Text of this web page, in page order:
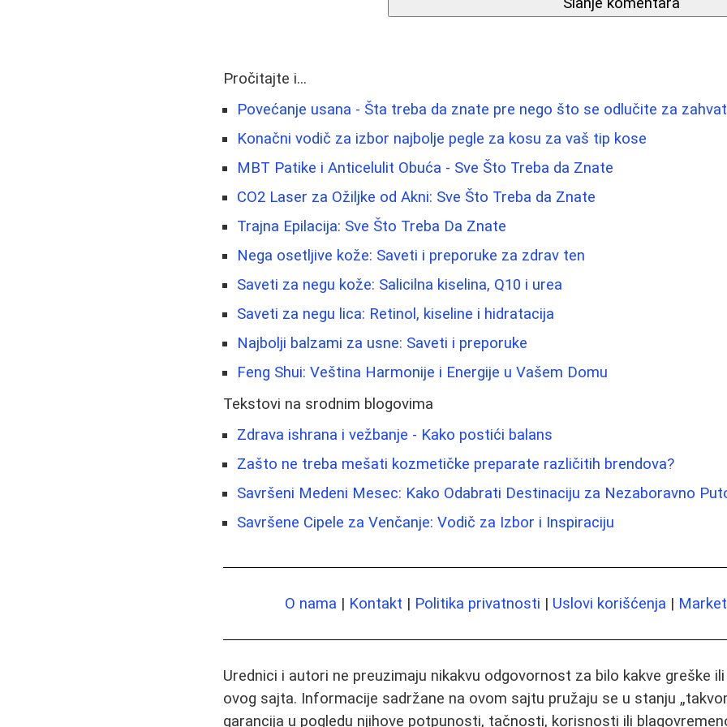
Slanje komentara
Pročitajte i...
Povećanje usana - Šta treba da znate pre nego što se odlučite za
Konačni vodič za izbor najbolje pegle za kosu za vaš tip kose
MBT Patike i Anticelulit Obuća - Sve Što Treba da Znate
CO2 Laser za Ožiljke od Akni: Sve Što Treba da Znate
Trajna Epilacija: Sve Što Treba Da Znate
Nega osetljive kože: Saveti i preporuke za zdrav ten
Saveti za negu kože: Salicilna kiselina, Q10 i urea
Saveti za negu lica: Retinol, kiseline i hidratacija
Najbolji balzami za usne: Saveti i preporuke
Feng Shui: Veština Harmonije i Energije u Vašem Domu
Tekstovi na srodnim blogovima
Zdrava ishrana i vežbanje - Kako postići balans
Zašto ne treba mešati kozmetičke preparate različitih brendova?
Savršeni Medeni Mesec: Kako Odabrati Destinaciju za Nezaboravno
Savršene Cipele za Venčanje: Vodič za Izbor i Inspiraciju
O nama | Kontakt | Politika privatnosti | Uslovi korišćenja |
Urednici i autori ne preuzimaju nikakvu odgovornost za bilo kakve greške
ovog sajta. Informacije sadržane na ovom sajtu pružaju se u stanju
garancija u pogledu njihove potpunosti, tačnosti, korisnosti ili